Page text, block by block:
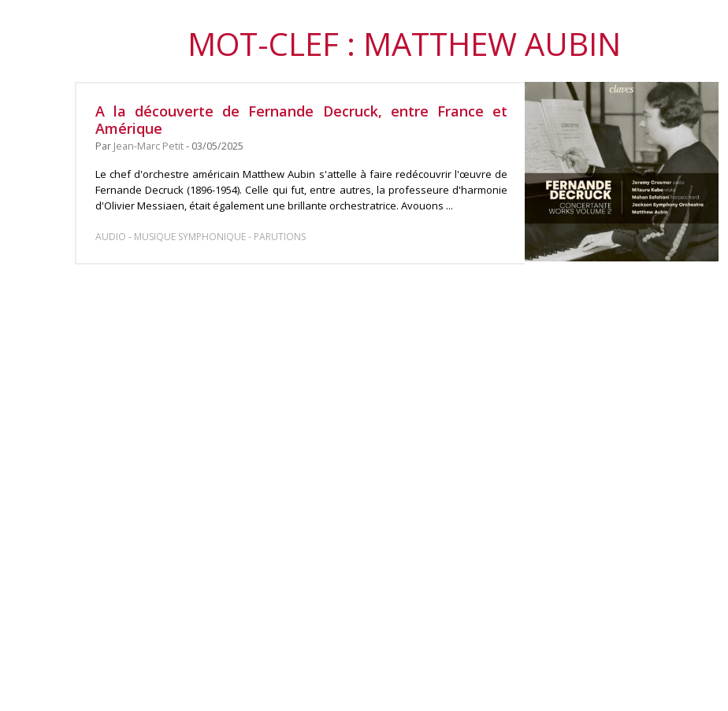
MOT-CLEF : MATTHEW AUBIN
A la découverte de Fernande Decruck, entre France et
Amérique
Par Jean-Marc Petit- 03/05/2025
Le chef d'orchestre américain Matthew Aubin s'attelle à faire redécouvrir l'œuvre de
Fernande Decruck (1896-1954). Celle qui fut, entre autres, la professeure d'harmonie
d'Olivier Messiaen, était également une brillante orchestratrice. Avouons ...
AUDIO - MUSIQUE SYMPHONIQUE- PARUTIONS